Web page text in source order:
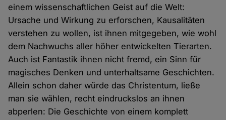
einem wissenschaftlichen Geist auf die Welt:
Ursache und Wirkung zu erforschen, Kausalitäten
verstehen zu wollen, ist ihnen mitgegeben, wie wohl
dem Nachwuchs aller höher entwickelten Tierarten.
Auch ist Fantastik ihnen nicht fremd, ein Sinn für
magisches Denken und unterhaltsame Geschichten.
Allein schon daher würde das Christentum, ließe
man sie wählen, recht eindruckslos an ihnen
abperlen: Die Geschichte von einem komplett